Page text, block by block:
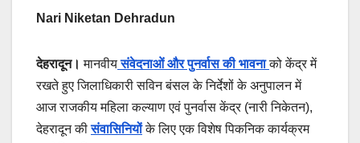
Nari Niketan Dehradun
देहरादून।मानवीयसंवेदनाओं और पुनर्वास की भावनाको केंद्र में
रखते हुए जिलाधिकारी सविन बंसल के निर्देशों के अनुपालन में
आज राजकीय महिला कल्याण एवं पुनर्वास केंद्र (नारी निकेतन),
देहरादून कीसंवासिनियोंके लिए एक विशेष पिकनिक कार्यक्रम